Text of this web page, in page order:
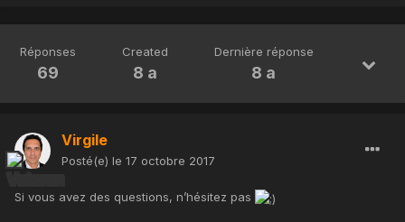
Réponses
69
Created
8 a
Dernière réponse
8 a
Virgile
Posté(e) le 17 octobre 2017
Si vous avez des questions, n’hésitez pas